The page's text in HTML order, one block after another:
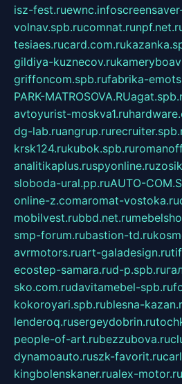
isz-fest.ruewnc.info
volnav.spb.rucomnat.ru
tesiaes.rucard.com.ru
gildiya-kuznecov.ru
griffoncom.spb.rufabrika-
PARK-MATROSOVA.RU
avtoyurist-moskva1.ru
dg-lab.ruangrup.ru
krsk124.rukubok.spb.ru
analitikaplus.ruspyonline.ru
sloboda-ural.pp.ruAUTO-
online-z.comaromat-vostoka.ru
mobilvest.rubbd.net.ru
smp-forum.rubastion-td.ru
avrmotors.ruart-galadesign.ru
ecostep-samara.rud-p.spb.ru
sko.com.rudavitamebel-spb.ru
kokoroyari.spb.rublesna-
lenderoq.rusergeydobrin.ru
people-of-art.rubezzubova.ru
dynamoauto.ruszk-favorit.ru
kingbolenskaner.rualex-motor.ru